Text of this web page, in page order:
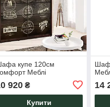
купе 120см
Меблі
920₴
Купити
14